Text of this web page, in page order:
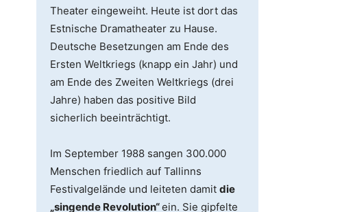
Theater eingeweiht. Heute ist dort das
Estnische Dramatheater zu Hause.
Deutsche Besetzungen am Ende des
Ersten Weltkriegs (knapp ein Jahr) und
am Ende des Zweiten Weltkriegs (drei
Jahre) haben das positive Bild
sicherlich beeinträchtigt.
Im September 1988 sangen 300.000
Menschen friedlich auf Tallinns
Festivalgelände und leiteten damit die
„singende Revolution“ein. Sie gipfelte